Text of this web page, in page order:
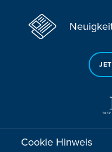
Sie haben noch
Cookie Hinweis